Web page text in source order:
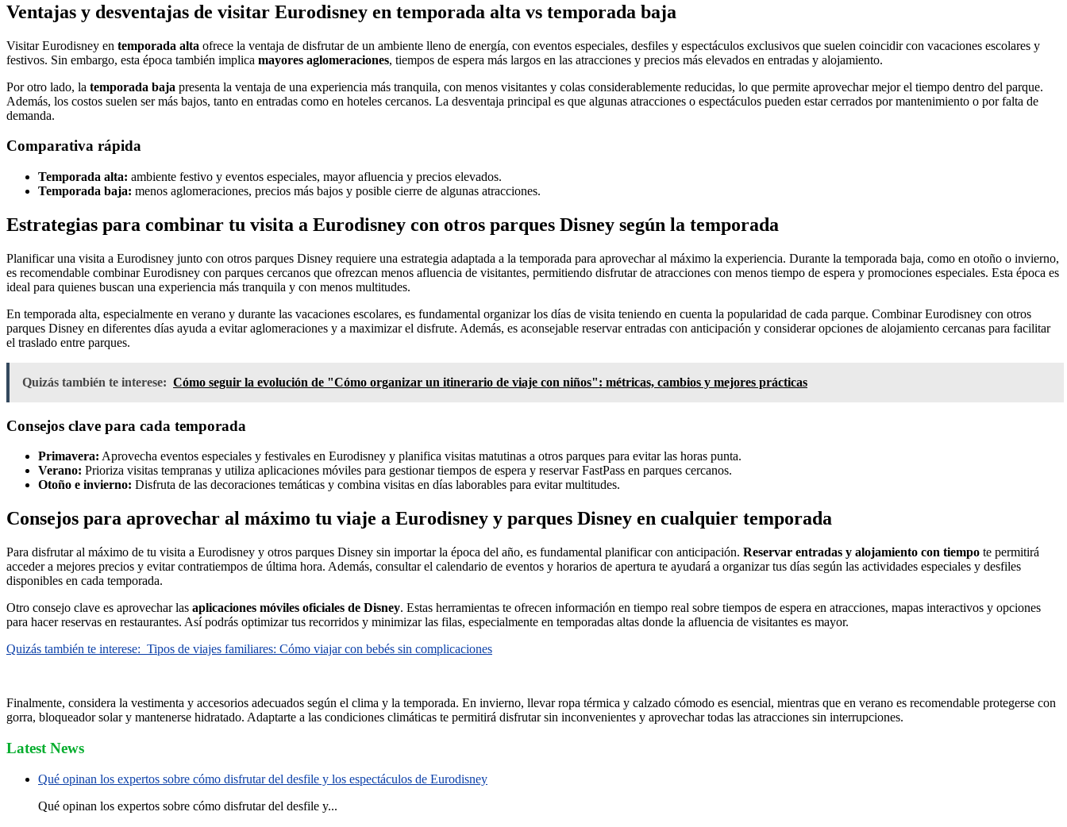
Ventajas y desventajas de visitar Eurodisney en temporada alta vs temporada baja
Visitar Eurodisney en temporada alta ofrece la ventaja de disfrutar de un ambiente lleno de energía, con eventos especiales, desfiles y espectáculos exclusivos que suelen coincidir con vacaciones escolares y
festivos. Sin embargo, esta época también implica mayores aglomeraciones, tiempos de espera más largos en las atracciones y precios más elevados en entradas y alojamiento.
Por otro lado, la temporada baja presenta la ventaja de una experiencia más tranquila, con menos visitantes y colas considerablemente reducidas, lo que permite aprovechar mejor el tiempo dentro del parque.
Además, los costos suelen ser más bajos, tanto en entradas como en hoteles cercanos. La desventaja principal es que algunas atracciones o espectáculos pueden estar cerrados por mantenimiento o por falta de
demanda.
Comparativa rápida
Temporada alta: ambiente festivo y eventos especiales, mayor afluencia y precios elevados.
Temporada baja: menos aglomeraciones, precios más bajos y posible cierre de algunas atracciones.
Estrategias para combinar tu visita a Eurodisney con otros parques Disney según la temporada
Planificar una visita a Eurodisney junto con otros parques Disney requiere una estrategia adaptada a la temporada para aprovechar al máximo la experiencia. Durante la temporada baja, como en otoño o invierno,
es recomendable combinar Eurodisney con parques cercanos que ofrezcan menos afluencia de visitantes, permitiendo disfrutar de atracciones con menos tiempo de espera y promociones especiales. Esta época es
ideal para quienes buscan una experiencia más tranquila y con menos multitudes.
En temporada alta, especialmente en verano y durante las vacaciones escolares, es fundamental organizar los días de visita teniendo en cuenta la popularidad de cada parque. Combinar Eurodisney con otros
parques Disney en diferentes días ayuda a evitar aglomeraciones y a maximizar el disfrute. Además, es aconsejable reservar entradas con anticipación y considerar opciones de alojamiento cercanas para facilitar
el traslado entre parques.
Quizás también te interese: Cómo seguir la evolución de "Cómo organizar un itinerario de viaje con niños": métricas, cambios y mejores prácticas
Consejos clave para cada temporada
Primavera: Aprovecha eventos especiales y festivales en Eurodisney y planifica visitas matutinas a otros parques para evitar las horas punta.
Verano: Prioriza visitas tempranas y utiliza aplicaciones móviles para gestionar tiempos de espera y reservar FastPass en parques cercanos.
Otoño e invierno: Disfruta de las decoraciones temáticas y combina visitas en días laborables para evitar multitudes.
Consejos para aprovechar al máximo tu viaje a Eurodisney y parques Disney en cualquier temporada
Para disfrutar al máximo de tu visita a Eurodisney y otros parques Disney sin importar la época del año, es fundamental planificar con anticipación. Reservar entradas y alojamiento con tiempo te permitirá
acceder a mejores precios y evitar contratiempos de última hora. Además, consultar el calendario de eventos y horarios de apertura te ayudará a organizar tus días según las actividades especiales y desfiles
disponibles en cada temporada.
Otro consejo clave es aprovechar las aplicaciones móviles oficiales de Disney. Estas herramientas te ofrecen información en tiempo real sobre tiempos de espera en atracciones, mapas interactivos y opciones
para hacer reservas en restaurantes. Así podrás optimizar tus recorridos y minimizar las filas, especialmente en temporadas altas donde la afluencia de visitantes es mayor.
Quizás también te interese: Tipos de viajes familiares: Cómo viajar con bebés sin complicaciones
Finalmente, considera la vestimenta y accesorios adecuados según el clima y la temporada. En invierno, llevar ropa térmica y calzado cómodo es esencial, mientras que en verano es recomendable protegerse con
gorra, bloqueador solar y mantenerse hidratado. Adaptarte a las condiciones climáticas te permitirá disfrutar sin inconvenientes y aprovechar todas las atracciones sin interrupciones.
Latest News
Qué opinan los expertos sobre cómo disfrutar del desfile y los espectáculos de Eurodisney
Qué opinan los expertos sobre cómo disfrutar del desfile y...